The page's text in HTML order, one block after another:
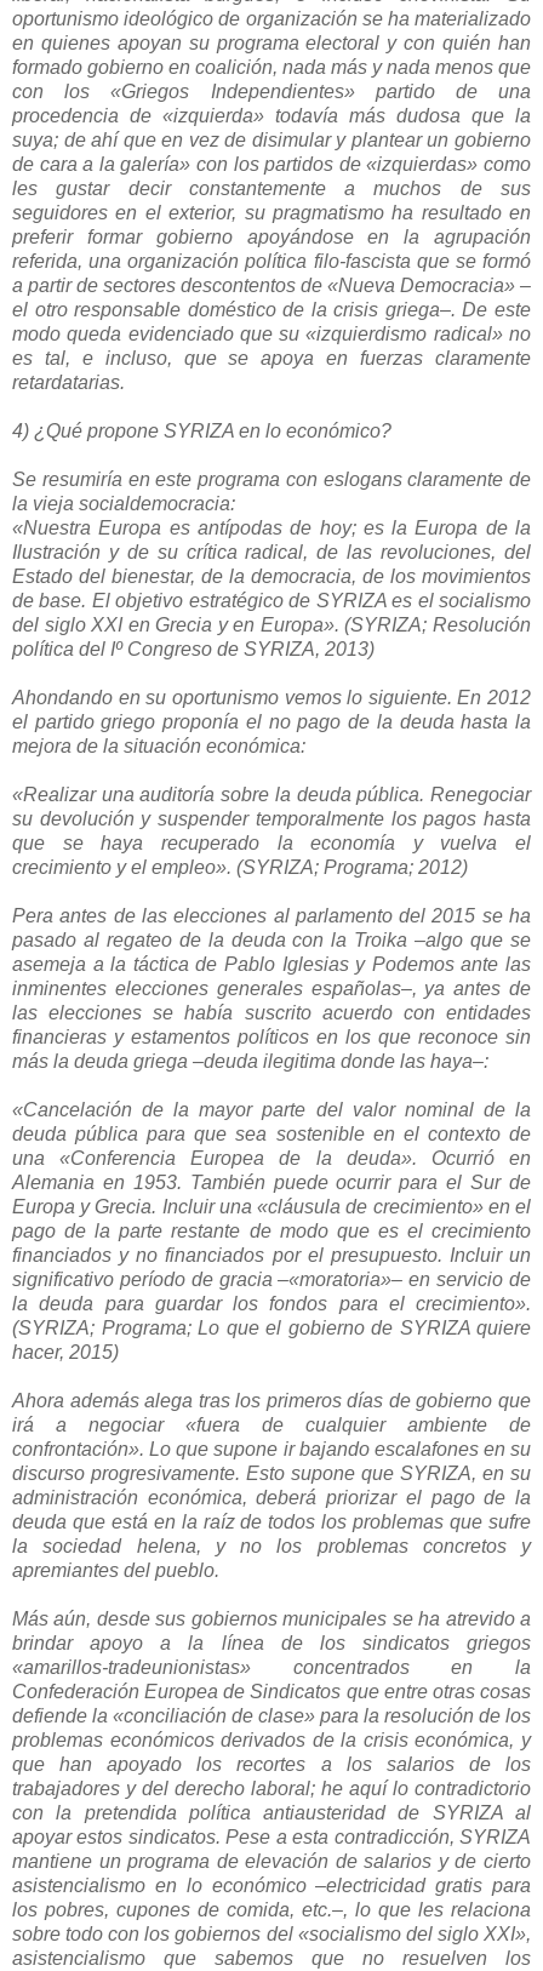
oportunismo ideológico de organización se ha materializado
en quienes apoyan su programa electoral y con quién han
formado gobierno en coalición, nada más y nada menos que
con los «Griegos Independientes» partido de una
procedencia de «izquierda» todavía más dudosa que la
suya; de ahí que en vez de disimular y plantear un gobierno
de cara a la galería» con los partidos de «izquierdas» como
les gustar decir constantemente a muchos de sus
seguidores en el exterior, su pragmatismo ha resultado en
preferir formar gobierno apoyándose en la agrupación
referida, una organización política filo-fascista que se formó
a partir de sectores descontentos de «Nueva Democracia» –
el otro responsable doméstico de la crisis griega–. De este
modo queda evidenciado que su «izquierdismo radical» no
es tal, e incluso, que se apoya en fuerzas claramente
retardatarias.
4) ¿Qué propone SYRIZA en lo económico?
Se resumiría en este programa con eslogans claramente de
la vieja socialdemocracia:
«Nuestra Europa es antípodas de hoy; es la Europa de la
Ilustración y de su crítica radical, de las revoluciones, del
Estado del bienestar, de la democracia, de los movimientos
de base. El objetivo estratégico de SYRIZA es el socialismo
del siglo XXI en Grecia y en Europa». (SYRIZA; Resolución
política del Iº Congreso de SYRIZA, 2013)
Ahondando en su oportunismo vemos lo siguiente. En 2012
el partido griego proponía el no pago de la deuda hasta la
mejora de la situación económica:
«Realizar una auditoría sobre la deuda pública. Renegociar
su devolución y suspender temporalmente los pagos hasta
que se haya recuperado la economía y vuelva el
crecimiento y el empleo». (SYRIZA; Programa; 2012)
Pera antes de las elecciones al parlamento del 2015 se ha
pasado al regateo de la deuda con la Troika –algo que se
asemeja a la táctica de Pablo Iglesias y Podemos ante las
inminentes elecciones generales españolas–, ya antes de
las elecciones se había suscrito acuerdo con entidades
financieras y estamentos políticos en los que reconoce sin
más la deuda griega –deuda ilegitima donde las haya–:
«Cancelación de la mayor parte del valor nominal de la
deuda pública para que sea sostenible en el contexto de
una «Conferencia Europea de la deuda». Ocurrió en
Alemania en 1953. También puede ocurrir para el Sur de
Europa y Grecia. Incluir una «cláusula de crecimiento» en el
pago de la parte restante de modo que es el crecimiento
financiados y no financiados por el presupuesto. Incluir un
significativo período de gracia –«moratoria»– en servicio de
la deuda para guardar los fondos para el crecimiento».
(SYRIZA; Programa; Lo que el gobierno de SYRIZA quiere
hacer, 2015)
Ahora además alega tras los primeros días de gobierno que
irá a negociar «fuera de cualquier ambiente de
confrontación». Lo que supone ir bajando escalafones en su
discurso progresivamente. Esto supone que SYRIZA, en su
administración económica, deberá priorizar el pago de la
deuda que está en la raíz de todos los problemas que sufre
la sociedad helena, y no los problemas concretos y
apremiantes del pueblo.
Más aún, desde sus gobiernos municipales se ha atrevido a
brindar apoyo a la línea de los sindicatos griegos
«amarillos-tradeunionistas» concentrados en la
Confederación Europea de Sindicatos que entre otras cosas
defiende la «conciliación de clase» para la resolución de los
problemas económicos derivados de la crisis económica, y
que han apoyado los recortes a los salarios de los
trabajadores y del derecho laboral; he aquí lo contradictorio
con la pretendida política antiausteridad de SYRIZA al
apoyar estos sindicatos. Pese a esta contradicción, SYRIZA
mantiene un programa de elevación de salarios y de cierto
asistencialismo en lo económico –electricidad gratis para
los pobres, cupones de comida, etc.–, lo que les relaciona
sobre todo con los gobiernos del «socialismo del siglo XXI»,
asistencialismo que sabemos que no resuelven los